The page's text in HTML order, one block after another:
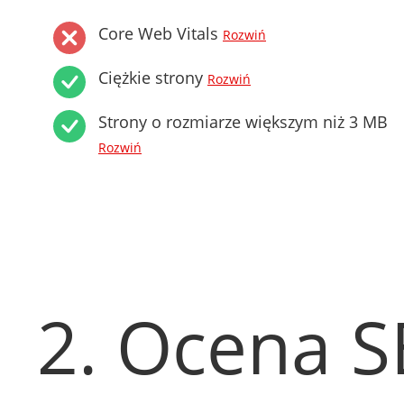
Core Web Vitals Rozwiń
Ciężkie strony Rozwiń
Strony o rozmiarze większym niż 3 MB
Rozwiń
2. Ocena